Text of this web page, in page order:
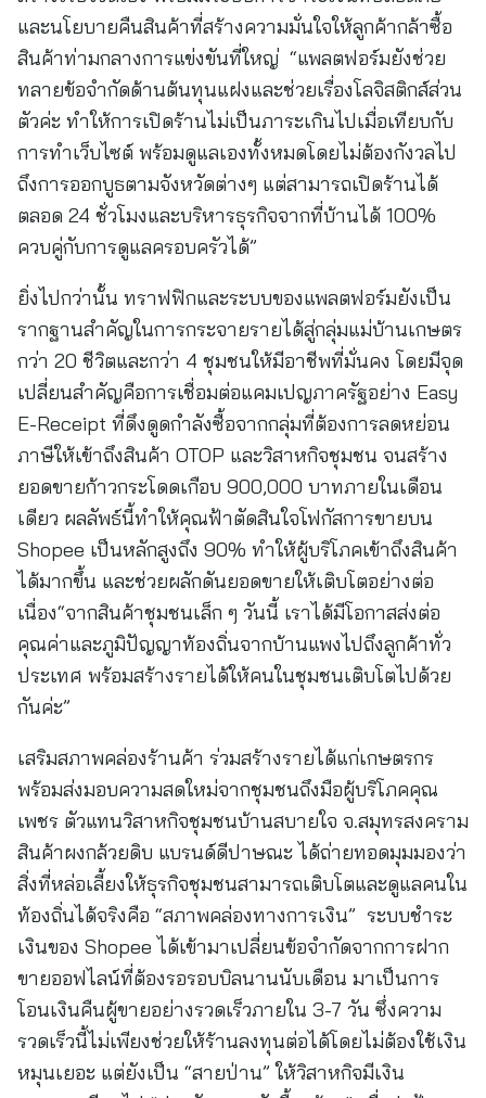
และนโยบายคืนสินค้าที่สร้างความมั่นใจให้ลูกค้ากล้าซื้อ
สินค้าท่ามกลางการแข่งขันที่ใหญ่ “แพลตฟอร์มยังช่วย
ทลายข้อจำกัดด้านต้นทุนแฝงและช่วยเรื่องโลจิสติกส์ส่วน
ตัวค่ะ ทำให้การเปิดร้านไม่เป็นภาระเกินไปเมื่อเทียบกับ
การทำเว็บไซต์ พร้อมดูแลเองทั้งหมดโดยไม่ต้องกังวลไป
ถึงการออกบูธตามจังหวัดต่างๆ แต่สามารถเปิดร้านได้
ตลอด 24 ชั่วโมงและบริหารธุรกิจจากที่บ้านได้ 100%
ควบคู่กับการดูแลครอบครัวได้”
ยิ่งไปกว่านั้น ทราฟฟิกและระบบของแพลตฟอร์มยังเป็น
รากฐานสำคัญในการกระจายรายได้สู่กลุ่มแม่บ้านเกษตร
กว่า 20 ชีวิตและกว่า 4 ชุมชนให้มีอาชีพที่มั่นคง โดยมีจุด
เปลี่ยนสำคัญคือการเชื่อมต่อแคมเปญภาครัฐอย่าง Easy
E-Receipt ที่ดึงดูดกำลังซื้อจากกลุ่มที่ต้องการลดหย่อน
ภาษีให้เข้าถึงสินค้า OTOP และวิสาหกิจชุมชน จนสร้าง
ยอดขายก้าวกระโดดเกือบ 900,000 บาทภายในเดือน
เดียว ผลลัพธ์นี้ทำให้คุณฟ้าตัดสินใจโฟกัสการขายบน
Shopee เป็นหลักสูงถึง 90% ทำให้ผู้บริโภคเข้าถึงสินค้า
ได้มากขึ้น และช่วยผลักดันยอดขายให้เติบโตอย่างต่อ
เนื่อง“จากสินค้าชุมชนเล็ก ๆ วันนี้ เราได้มีโอกาสส่งต่อ
คุณค่าและภูมิปัญญาท้องถิ่นจากบ้านแพงไปถึงลูกค้าทั่ว
ประเทศ พร้อมสร้างรายได้ให้คนในชุมชนเติบโตไปด้วย
กันค่ะ”
เสริมสภาพคล่องร้านค้า ร่วมสร้างรายได้แก่เกษตรกร
พร้อมส่งมอบความสดใหม่จากชุมชนถึงมือผู้บริโภคคุณ
เพชร ตัวแทนวิสาหกิจชุมชนบ้านสบายใจ จ.สมุทรสงคราม
สินค้าผงกล้วยดิบ แบรนด์ดีปาษณะ ได้ถ่ายทอดมุมมองว่า
สิ่งที่หล่อเลี้ยงให้ธุรกิจชุมชนสามารถเติบโตและดูแลคนใน
ท้องถิ่นได้จริงคือ “สภาพคล่องทางการเงิน” ระบบชำระ
เงินของ Shopee ได้เข้ามาเปลี่ยนข้อจำกัดจากการฝาก
ขายออฟไลน์ที่ต้องรอรอบบิลนานนับเดือน มาเป็นการ
โอนเงินคืนผู้ขายอย่างรวดเร็วภายใน 3-7 วัน ซึ่งความ
รวดเร็วนี้ไม่เพียงช่วยให้ร้านลงทุนต่อได้โดยไม่ต้องใช้เงิน
หมุนเยอะ แต่ยังเป็น “สายป่าน” ให้วิสาหกิจมีเงิน